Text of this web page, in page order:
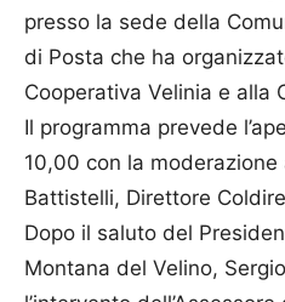
presso la sede della
di Posta che ha
Cooperativa Velinia e alla
Il programma prevede
10,00 con la
Battistelli, Direttore
Dopo il saluto del
Montana del Velino,